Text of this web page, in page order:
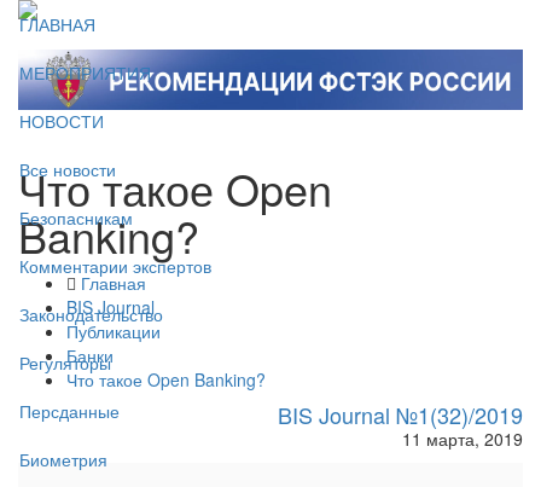
ГЛАВНАЯ
МЕРОПРИЯТИЯ
НОВОСТИ
Все новости
Безопасникам
Комментарии экспертов
Законодательство
Регуляторы
Персданные
Биометрия
Что такое Open
Banking?
Главная
BIS Journal
Публикации
Банки
Что такое Open Banking?
BIS Journal №1(32)/2019
11 марта, 2019